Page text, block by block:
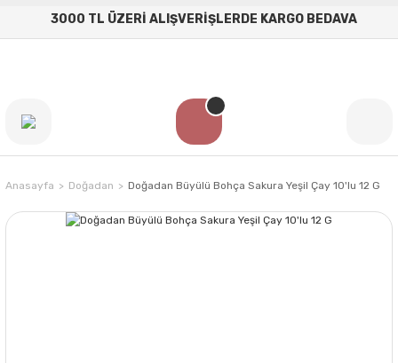
3000 TL ÜZERİ ALIŞVERİŞLERDE KARGO BEDAVA
Anasayfa Doğadan Doğadan Büyülü Bohça Sakura Yeşil Çay 10'lu 12 G